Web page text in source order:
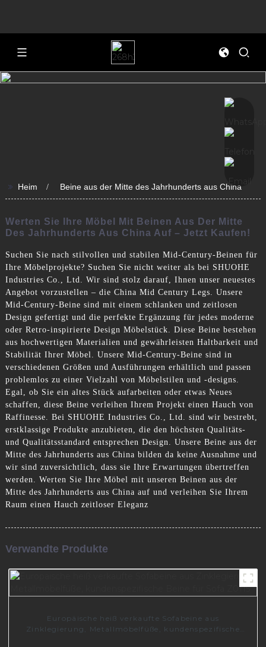
>> Heim Beine aus der Mitte des Jahrhunderts aus China
Werten Sie Ihre Möbel Mit Beinen Aus Der Mitte
Des Jahrhunderts Aus China Auf – Jetzt Kaufen!
Suchen Sie nach stilvollen und stabilen Mid-Century-Beinen für
Ihre Möbelprojekte? Suchen Sie nicht weiter als bei SHUOHE
Industries Co., Ltd. Wir sind stolz darauf, Ihnen unser neuestes
Angebot vorzustellen – die China Mid Century Legs. Unsere
Mid-Century-Beine sind mit einem schlanken und zeitlosen
Design gefertigt und die perfekte Ergänzung für jedes moderne
oder Retro-inspirierte Design Möbelstück. Diese Beine bestehen
aus hochwertigen Materialien und gewährleisten Haltbarkeit und
Stabilität Ihrer Möbel. Unsere Mid-Century-Beine sind in
verschiedenen Größen und Ausführungen erhältlich und passen
problemlos zu einer Vielzahl von Möbelstilen und -designs.
Egal, ob Sie ein altes Stück aufarbeiten oder etwas Neues
schaffen, diese Beine verleihen Ihrem Projekt einen Hauch von
Raffinesse. Bei SHUOHE Industries Co., Ltd. sind wir bestrebt,
erstklassige Produkte anzubieten, die den höchsten Qualitäts-
und Qualitätsstandard entsprechen Design. Unsere Beine aus der
Mitte des Jahrhunderts aus China bilden da keine Ausnahme und
wir sind zuversichtlich, dass sie Ihre Erwartungen übertreffen
werden. Werten Sie Ihre Möbel mit unseren Beinen aus der
Mitte des Jahrhunderts aus China auf und verleihen Sie Ihrem
Raum einen Hauch zeitloser Eleganz
Verwandte Produkte
Europäische heiß verkaufte Sofabeine aus
Zinklegierung, Metallmöbelfüße, kundenspezifische